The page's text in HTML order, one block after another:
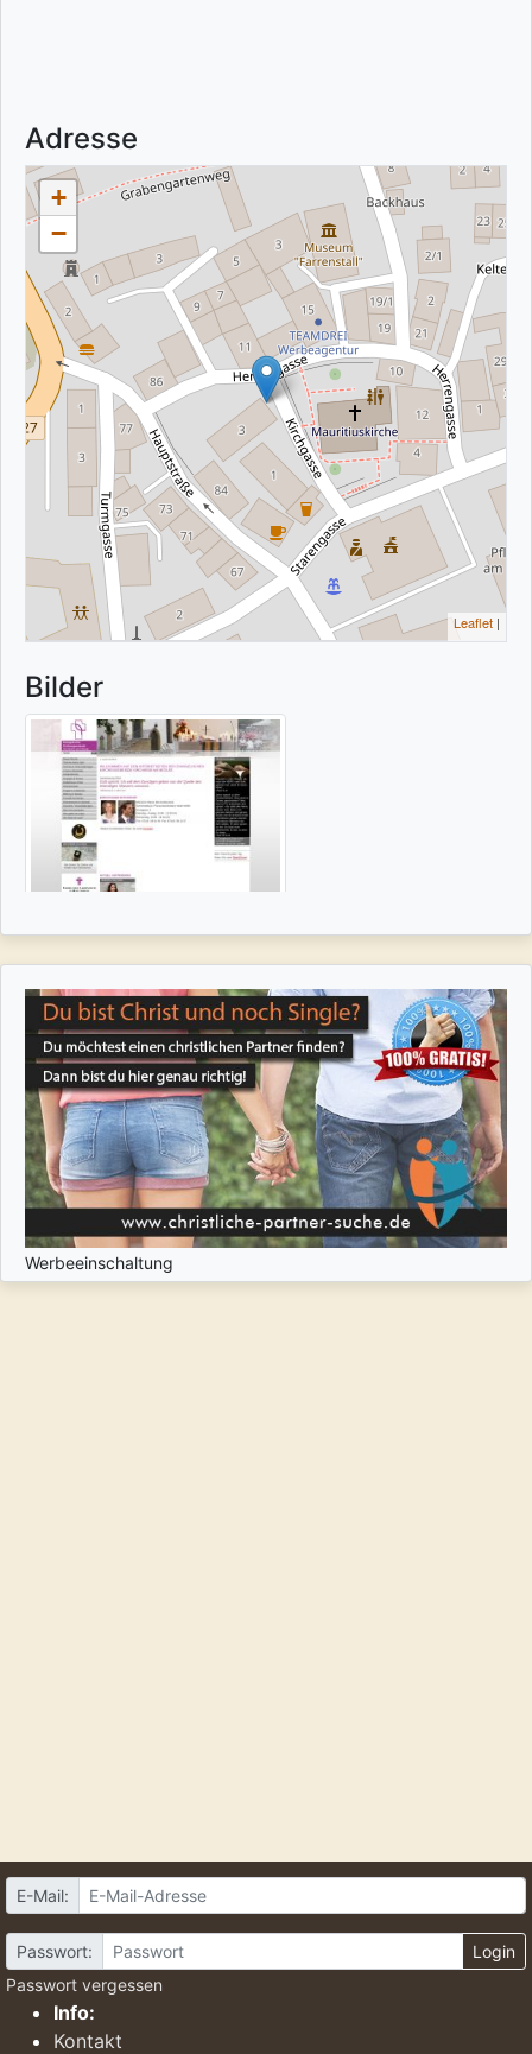
Adresse
+
−
Leaflet |
Bilder
Werbeeinschaltung
E-Mail:
Passwort:
Login
Passwort vergessen
Info:
Kontakt